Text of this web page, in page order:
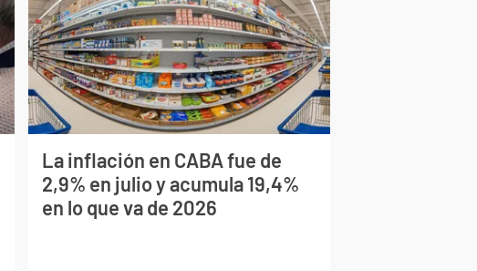
La inflación en CABA fue de
2,9% en julio y acumula 19,4%
en lo que va de 2026